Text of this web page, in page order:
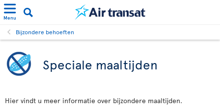
Menu
Bijzondere behoeften
Speciale maaltijden
Hier vindt u meer informatie over bijzondere maaltijden.